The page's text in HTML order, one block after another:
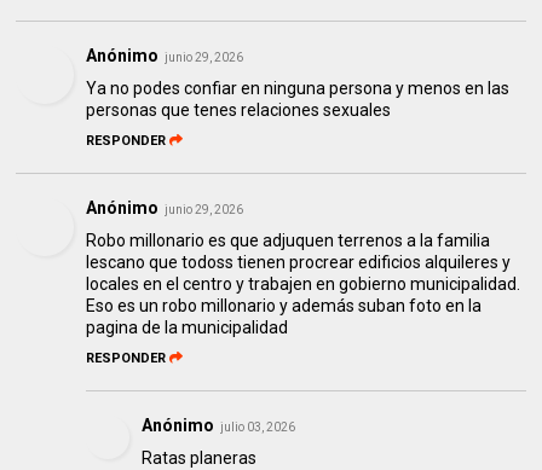
Anónimo junio 29, 2026
Ya no podes confiar en ninguna persona y menos en las
personas que tenes relaciones sexuales
RESPONDER
Anónimo junio 29, 2026
Robo millonario es que adjuquen terrenos a la familia
lescano que todoss tienen procrear edificios alquileres y
locales en el centro y trabajen en gobierno municipalidad.
Eso es un robo millonario y además suban foto en la
pagina de la municipalidad
RESPONDER
Anónimo julio 03, 2026
Ratas planeras